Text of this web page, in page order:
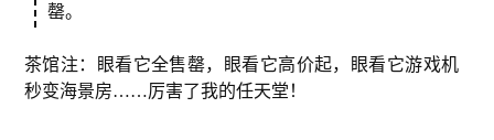
手
游
戏
罄。
茶馆注：眼看它全售罄，眼看它高价起，眼看它游戏机
秒变海景房……厉害了我的任天堂！